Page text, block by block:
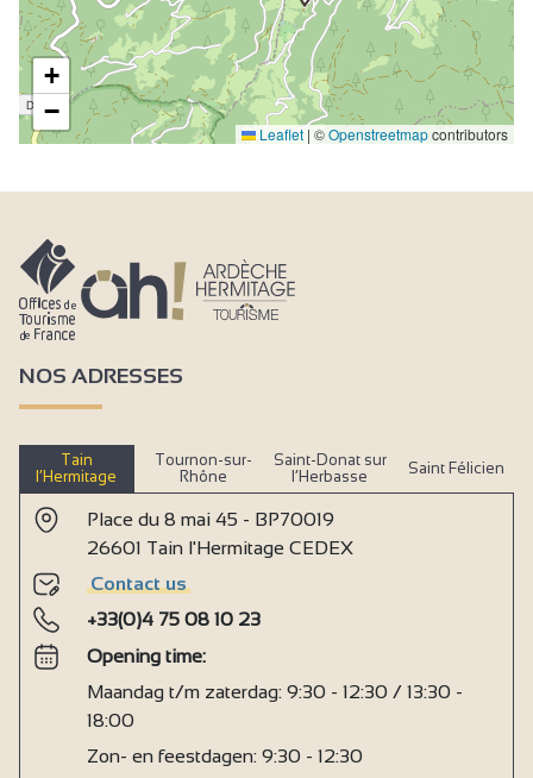
+
−
Leaflet | ©Openstreetmapcontributors
NOS ADRESSES
Tain
l’Hermitage
Tournon-sur-
Rhône
Saint-Donat sur
l’Herbasse
Saint Félicien
Place du 8 mai 45 - BP70019
26601 Tain l'Hermitage CEDEX
Contact us
+33(0)4 75 08 10 23
Opening time:
Maandag t/m zaterdag: 9:30 - 12:30 / 13:30 -
18:00
Zon- en feestdagen: 9:30 - 12:30